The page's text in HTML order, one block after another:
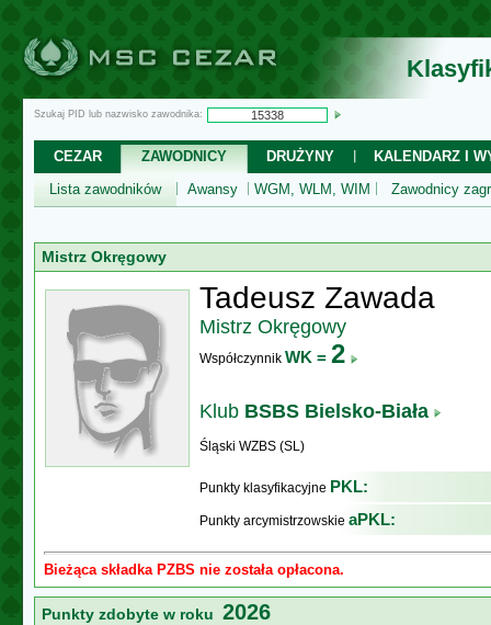
Szukaj PID lub nazwisko zawodnika:
CEZAR ZAWODNICY DRUŻYNY
KALENDARZ I
Lista zawodników
Awansy WGM, WLM, WIM Zawodnicy
Mistrz Okręgowy
Tadeusz Zawada
Mistrz Okręgowy
Współczynnik WK = 2
Klub BSBS Bielsko-Biała
Śląski WZBS (SL)
Punkty klasyfikacyjne PKL:
Punkty arcymistrzowskie aPKL:
Bieżąca składka PZBS nie została opłacona.
Punkty zdobyte w roku 2026